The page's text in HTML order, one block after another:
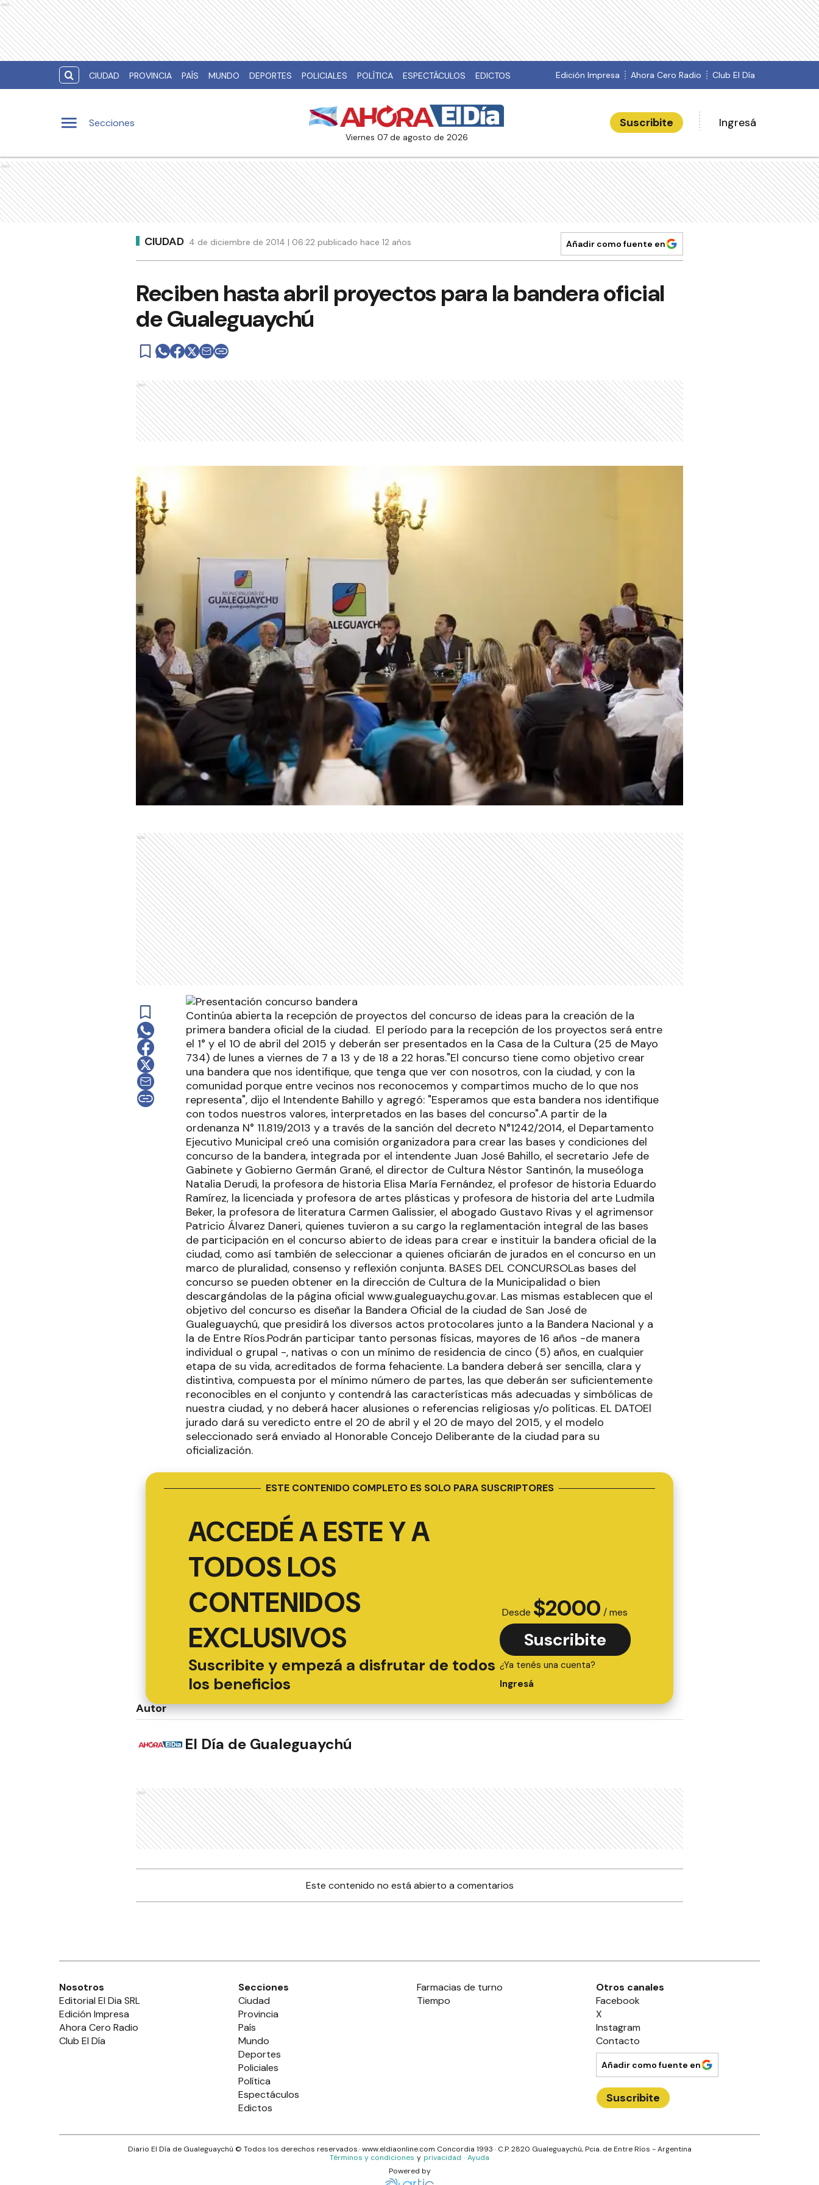
Ads
CIUDAD PROVINCIA PAÍS MUNDO DEPORTES POLICIALES POLÍTICA ESPECTÁCULOS EDICTOS Edición Impresa Ahora Cero Radio Club El Día
Secciones
viernes 07 de agosto de 2026
Suscribite Ingresá
Ads
CIUDAD 4 de diciembre de 2014 | 06:22 publicado hace 12 años Añadir como fuente en
Reciben hasta abril proyectos para la bandera oficial
de Gualeguaychú
Ads
Ads
Continúa abierta la recepción de proyectos del concurso de ideas para la creación de la
primera bandera oficial de la ciudad. El período para la recepción de los proyectos será entre
el 1° y el 10 de abril del 2015 y deberán ser presentados en la Casa de la Cultura (25 de Mayo
734) de lunes a viernes de 7 a 13 y de 18 a 22 horas."El concurso tiene como objetivo crear
una bandera que nos identifique, que tenga que ver con nosotros, con la ciudad, y con la
comunidad porque entre vecinos nos reconocemos y compartimos mucho de lo que nos
representa", dijo el Intendente Bahillo y agregó: "Esperamos que esta bandera nos identifique
con todos nuestros valores, interpretados en las bases del concurso".A partir de la
ordenanza N° 11.819/2013 y a través de la sanción del decreto N°1242/2014, el Departamento
Ejecutivo Municipal creó una comisión organizadora para crear las bases y condiciones del
concurso de la bandera, integrada por el intendente Juan José Bahillo, el secretario Jefe de
Gabinete y Gobierno Germán Grané, el director de Cultura Néstor Santinón, la museóloga
Natalia Derudi, la profesora de historia Elisa María Fernández, el profesor de historia Eduardo
Ramírez, la licenciada y profesora de artes plásticas y profesora de historia del arte Ludmila
Beker, la profesora de literatura Carmen Galissier, el abogado Gustavo Rivas y el agrimensor
Patricio Álvarez Daneri, quienes tuvieron a su cargo la reglamentación integral de las bases
de participación en el concurso abierto de ideas para crear e instituir la bandera oficial de la
ciudad, como así también de seleccionar a quienes oficiarán de jurados en el concurso en un
marco de pluralidad, consenso y reflexión conjunta. BASES DEL CONCURSOLas bases del
concurso se pueden obtener en la dirección de Cultura de la Municipalidad o bien
descargándolas de la página oficial www.gualeguaychu.gov.ar. Las mismas establecen que el
objetivo del concurso es diseñar la Bandera Oficial de la ciudad de San José de
Gualeguaychú, que presidirá los diversos actos protocolares junto a la Bandera Nacional y a
la de Entre Ríos.Podrán participar tanto personas físicas, mayores de 16 años -de manera
individual o grupal -, nativas o con un mínimo de residencia de cinco (5) años, en cualquier
etapa de su vida, acreditados de forma fehaciente. La bandera deberá ser sencilla, clara y
distintiva, compuesta por el mínimo número de partes, las que deberán ser suficientemente
reconocibles en el conjunto y contendrá las características más adecuadas y simbólicas de
nuestra ciudad, y no deberá hacer alusiones o referencias religiosas y/o políticas. EL DATOEl
jurado dará su veredicto entre el 20 de abril y el 20 de mayo del 2015, y el modelo
seleccionado será enviado al Honorable Concejo Deliberante de la ciudad para su
oficialización.
ESTE CONTENIDO COMPLETO ES SOLO PARA SUSCRIPTORES
ACCEDÉ A ESTE Y A
TODOS LOS
CONTENIDOS
EXCLUSIVOS
Suscribite y empezá a disfrutar de todos
los beneficios
Desde $2000 / mes
Suscribite
¿Ya tenés una cuenta?
Ingresá
Autor
El Día de Gualeguaychú
Ads
Este contenido no está abierto a comentarios
Nosotros
Editorial El Dia SRL
Edición Impresa
Ahora Cero Radio
Club El Día
Secciones
Ciudad
Provincia
País
Mundo
Deportes
Policiales
Política
Espectáculos
Edictos
Farmacias de turno
Tiempo
Otros canales
Facebook
X
Instagram
Contacto
Añadir como fuente en
Suscribite
Diario El Día de Gualeguaychú © Todos los derechos reservados.· www.eldiaonline.com Concordia 1993 · C.P.2820 Gualeguaychú, Pcia. de Entre Ríos - Argentina
Términos y condiciones y privacidad · Ayuda
Powered by